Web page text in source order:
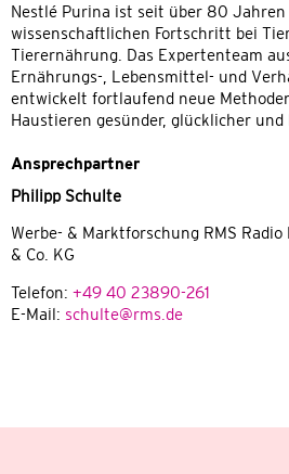
Nestlé Purina ist seit über 80
wissenschaftlichen Fortschritt bei
Tierernährung. Das Expertenteam
Ernährungs-, Lebensmittel- und
entwickelt fortlaufend neue
Haustieren gesünder, glücklicher und
Ansprechpartner
Philipp Schulte
Werbe- & Marktforschung RMS
& Co. KG
Telefon: +49 40 23890-261
E-Mail: schulte@rms.de